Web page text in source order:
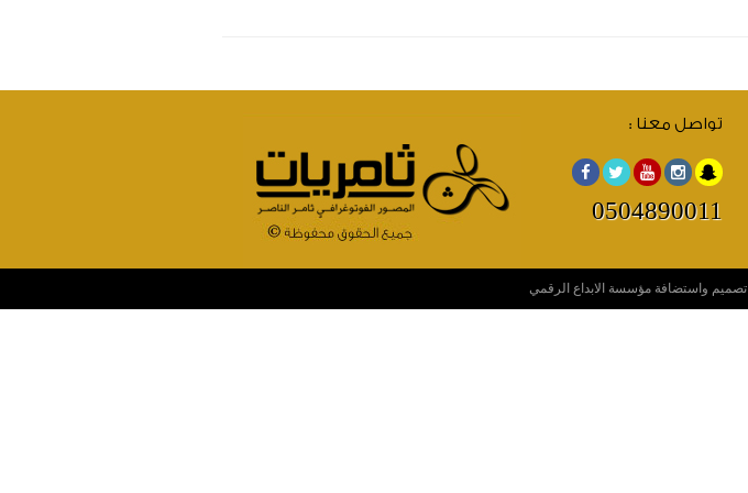
تواصل معنا :
0504890011
تصميم واستضافة مؤسسة الابداع الرقمي